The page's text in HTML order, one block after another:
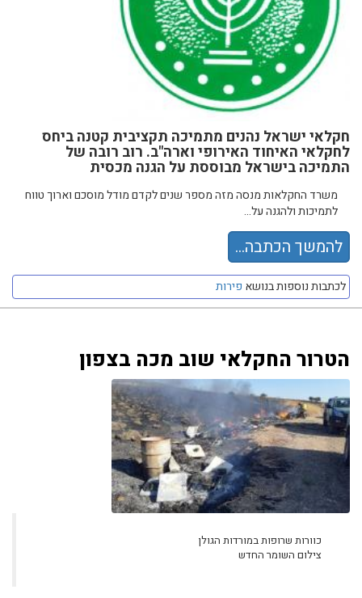
חקלאי ישראל נהנים מתמיכה תקציבית קטנה ביחס
לחקלאי האיחוד האירופי וארה"ב. רוב רובה של
התמיכה בישראל מבוססת על הגנה מכסית
משרד החקלאות מנסה מזה מספר שנים לקדם מודל מוסכם וארוך טווח
לתמיכות ולהגנה על...
להמשך הכתבה...
לכתבות נוספות בנושא פירות
הטרור החקלאי שוב מכה בצפון
כוורות שרופות במורדות הגולן
צילום השומר החדש